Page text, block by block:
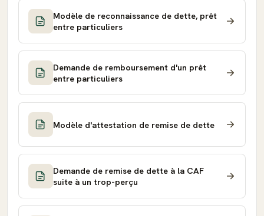
Modèle de reconnaissance de dette, prêt
entre particuliers
Demande de remboursement d'un prêt
entre particuliers
Modèle d'attestation de remise de dette
Demande de remise de dette à la CAF
suite à un trop-perçu